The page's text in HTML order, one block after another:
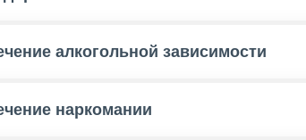
алкогольной зависимости
наркомании